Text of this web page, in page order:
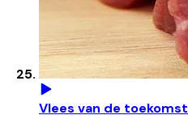
Vlees van de toekomst